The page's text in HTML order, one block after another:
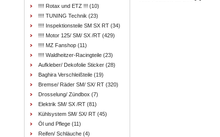
!!!! Rotax und ETZ !!! (10)
!!!! TUNING Technik (23)
!!!! Inspektionsteile SM SX RT (34)
!!!! Motor 125/ SM/ SX /RT (429)
!!!! MZ Fanshop (11)
!!!! Waldheitzer-Racingteile (23)
Aufkleber/ Dekofolie Sticker (28)
Baghira Verschleißteile (19)
Bremse/ Räder SM/ SX/ RT (320)
Drosselung/ Zündbox (7)
Elektrik SM/ SX /RT (81)
Kühlsystem SM/ SX/ RT (45)
Öl und Pflege (11)
Reifen/ Schläuche (4)